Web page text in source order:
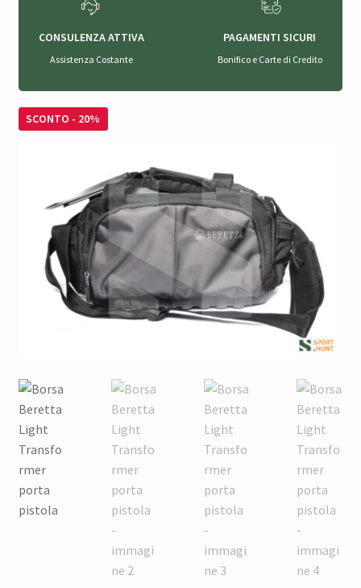
CONSULENZA ATTIVA
Assistenza Costante
PAGAMENTI SICURI
Bonifico e Carte di Credito
SCONTO - 20%